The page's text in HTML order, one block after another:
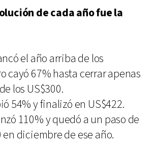
de cada año fue la
el año arriba de los
cayó 67% hasta cerrar apenas
los US$300.
54% y finalizó en US$422.
110% y quedó a un paso de
en diciembre de ese año.